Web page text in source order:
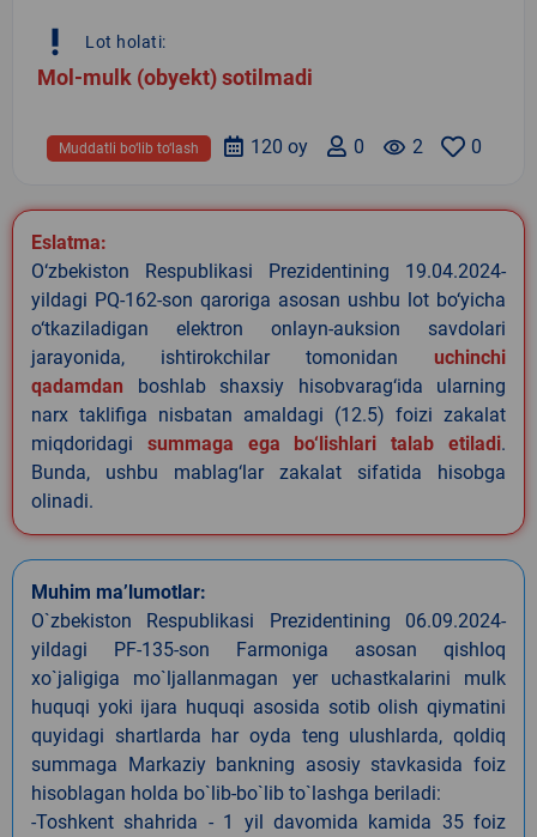
priority_high Lot holati:
Mol-mulk (obyekt) sotilmadi
0
remove_red_eye 2
0
120 oy
Muddatli bo‘lib to‘lash
Eslatma:
O‘zbekiston Respublikasi Prezidentining 19.04.2024-
yildagi PQ-162-son qaroriga asosan ushbu lot bo‘yicha
o‘tkaziladigan elektron onlayn-auksion savdolari
jarayonida, ishtirokchilar tomonidan uchinchi
qadamdan boshlab shaxsiy hisobvarag‘ida ularning
narx taklifiga nisbatan amaldagi (12.5) foizi zakalat
miqdoridagi summaga ega bo‘lishlari talab etiladi.
Bunda, ushbu mablag‘lar zakalat sifatida hisobga
olinadi.
Muhim ma’lumotlar:
O`zbekiston Respublikasi Prezidentining 06.09.2024-
yildagi PF-135-son Farmoniga asosan qishloq
xo`jaligiga mo`ljallanmagan yer uchastkalarini mulk
huquqi yoki ijara huquqi asosida sotib olish qiymatini
quyidagi shartlarda har oyda teng ulushlarda, qoldiq
summaga Markaziy bankning asosiy stavkasida foiz
hisoblagan holda bo`lib-bo`lib to`lashga beriladi:
-Toshkent shahrida - 1 yil davomida kamida 35 foiz